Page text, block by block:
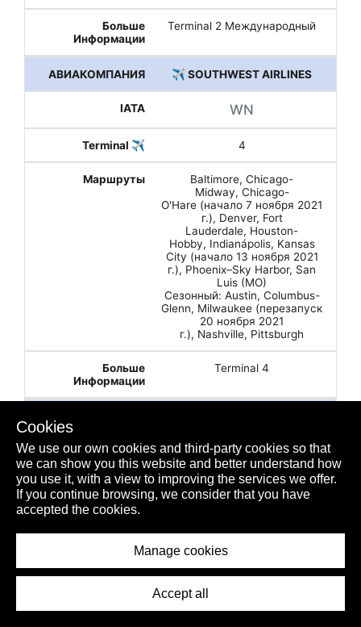
Terminal 2 Международный
✈️ SOUTHWEST AIRLINES
WN
4
Baltimore, Chicago-
Midway, Chicago-
O'Hare (начало 7 ноября 2021
г.), Denver, Fort
Lauderdale, Houston-
Hobby, Indianápolis, Kansas
City (начало 13 ноября 2021
г.), Phoenix–Sky Harbor, San
Luis (MO)
Сезонный: Austin, Columbus-
Glenn, Milwaukee (перезапуск
20 ноября 2021
г.), Nashville, Pittsburgh
Terminal 4
NK
3
O'Hare, Cleveland, Dallas/Foth
Worth, Detroit, Filadelfia, Fort
Intercontinental, Milwaukee (начало
23 декабря 2021
г.), Nashville, Nueva
Orleans, Orlando, Pittsburgh, San
Cookies
We use our own cookies and third-party cookies so that
we can show you this website and better understand how
you use it, with a view to improving the services we offer.
If you continue browsing, we consider that you have
accepted the cookies.
Manage cookies
Accept all